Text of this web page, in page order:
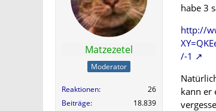
Matzezetel
Moderator
Reaktionen
26
Beiträge
18.839
habe 3
http://
/-1
kann er